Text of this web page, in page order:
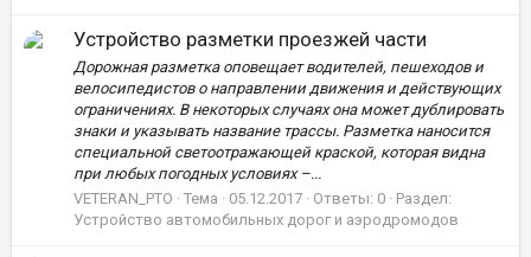
Устройство разметки проезжей части
Дорожная разметка оповещает водителей, пешеходов и
велосипедистов о направлении движения и действующих
ограничениях. В некоторых случаях она может дублировать
знаки и указывать название трассы. Разметка наносится
специальной светоотражающей краской, которая видна
при любых погодных условиях –...
VETERAN_PTO
Тема 05.12.2017 Ответы: 0
Раздел:
Устройство автомобильных дорог и аэродромодов